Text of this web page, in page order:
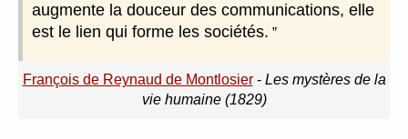
augmente la douceur des communications, elle
est le lien qui forme les sociétés.
François de Reynaud de Montlosier- Les mystères de la
vie humaine (1829)